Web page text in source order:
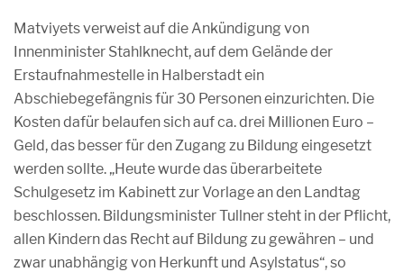
Matviyets verweist auf die Ankündigung von
Innenminister Stahlknecht, auf dem Gelände der
Erstaufnahmestelle in Halberstadt ein
Abschiebegefängnis für 30 Personen einzurichten. Die
Kosten dafür belaufen sich auf ca. drei Millionen Euro –
Geld, das besser für den Zugang zu Bildung eingesetzt
werden sollte. „Heute wurde das überarbeitete
Schulgesetz im Kabinett zur Vorlage an den Landtag
beschlossen. Bildungsminister Tullner steht in der Pflicht,
allen Kindern das Recht auf Bildung zu gewähren – und
zwar unabhängig von Herkunft und Asylstatus“, so